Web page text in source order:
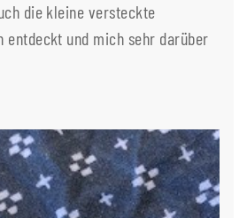
die kleine versteckte
entdeckt und mich sehr darüber